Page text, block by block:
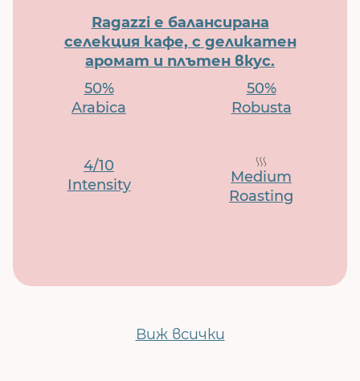
Ragazzi е балансирана
селекция кафе, с деликатен
аромат и плътен вкус.
50%
Arabica
50%
Robusta
4/10
Intensity
Medium
Roasting
Виж всички